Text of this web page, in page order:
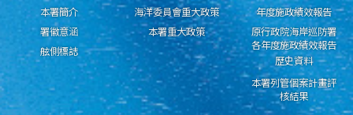
本署簡介
署徽意涵
舷側標誌
海洋委員會重大政策
本署重大政策
年度施政績效報告
原行政院海岸巡防署
各年度施政績效報告
歷史資料
本署列管個案計畫評
核結果